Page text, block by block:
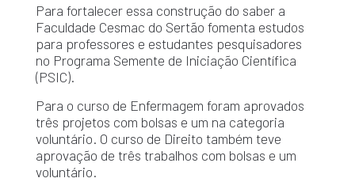
Para fortalecer essa construção do saber a
Faculdade Cesmac do Sertão fomenta estudos
para professores e estudantes pesquisadores
no Programa Semente de Iniciação Científica
(PSIC).
Para o curso de Enfermagem foram aprovados
três projetos com bolsas e um na categoria
voluntário. O curso de Direito também teve
aprovação de três trabalhos com bolsas e um
voluntário.